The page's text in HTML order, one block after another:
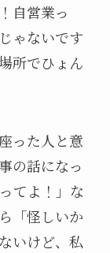
自営業っ
ゃないです
所でひょん
った人と意
の話になっ
てよ！」な
「怪しいか
いけど、私